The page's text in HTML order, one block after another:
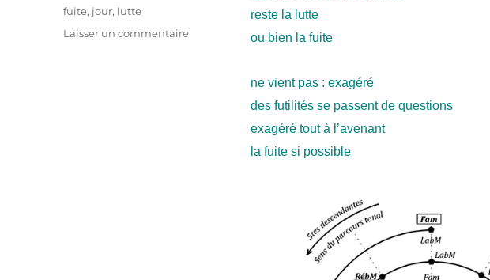
reste la lutte
ou bien la fuite
ne vient pas : exagéré
des futilités se passent de questions
exagéré tout à l’avenant
la fuite si possible
Étiquettes
fuite, jour, lutte
Laisser un commentairesur